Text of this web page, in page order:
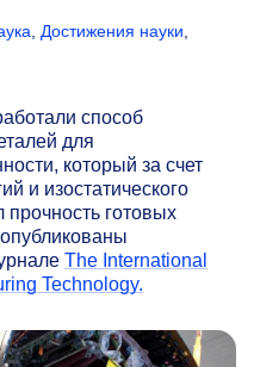
Достижения науки
способ
для
который за счет
и изостатического
готовых
The International
Technology.